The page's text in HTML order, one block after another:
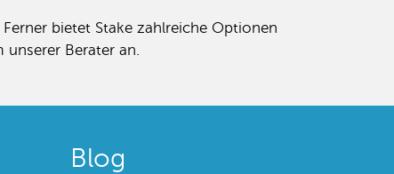
bietet Stake zahlreiche Optionen
unserer Berater an.
Blog